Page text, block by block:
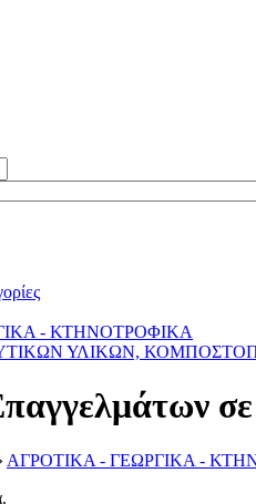
- ΚΤΗΝΟΤΡΟΦΙΚΑ
ΥΛΙΚΩΝ,
ΑΓΡΟΤΙΚΑ - ΓΕΩΡΓΙΚΑ -